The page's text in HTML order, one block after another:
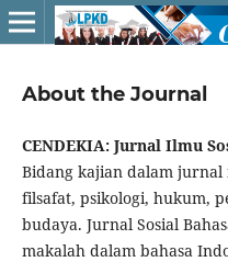
About the Journal
CENDEKIA: Jurnal Ilmu
Bidang kajian dalam
filsafat, psikologi, hukum,
budaya. Jurnal Sosial
makalah dalam bahasa